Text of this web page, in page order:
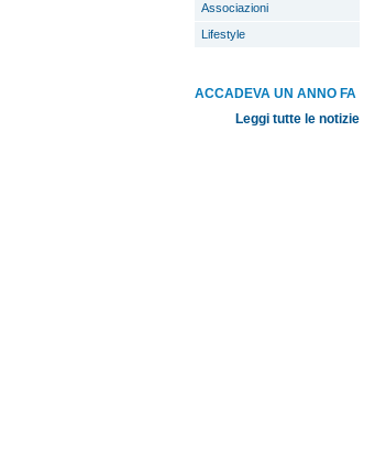
Associazioni
Lifestyle
ACCADEVA UN ANNO FA
Leggi tutte le notizie